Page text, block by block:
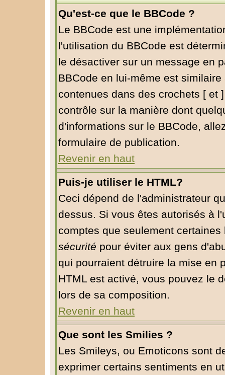
Qu'est-ce que le BBCode ?
Le BBCode est une
l'utilisation du BBCode est
le désactiver sur un message en
BBCode en lui-même est
contenues dans des crochets [ et
contrôle sur la manière dont
d'informations sur le BBCode,
formulaire de publication.
Revenir en haut
Puis-je utiliser le HTML?
Ceci dépend de l'administrateur
dessus. Si vous êtes autorisés à
comptes que seulement
sécurité pour éviter aux gens
qui pourraient détruire la mise en
HTML est activé, vous pouvez le
lors de sa composition.
Revenir en haut
Que sont les Smilies ?
Les Smileys, ou Emoticons sont
exprimer certains sentiments en